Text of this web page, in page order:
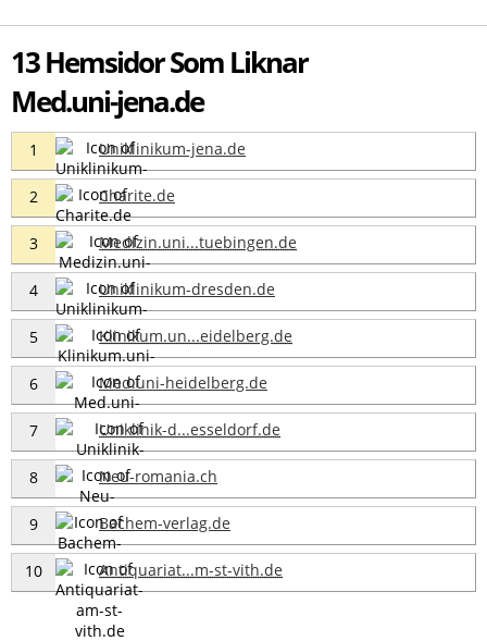
13 Hemsidor Som Liknar
Med.uni-jena.de
1 Uniklinikum-jena.de
2 Charite.de
3 Medizin.uni...tuebingen.de
4 Uniklinikum-dresden.de
5 Klinikum.un...eidelberg.de
6 Med.uni-heidelberg.de
7 Uniklinik-d...esseldorf.de
8 Neu-romania.ch
9 Bachem-verlag.de
10 Antiquariat...m-st-vith.de